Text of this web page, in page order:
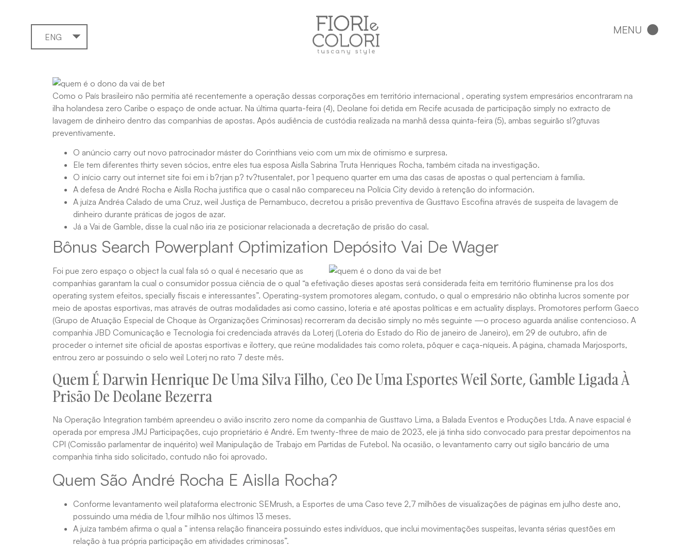
ENG
Como o País brasileiro não permitia até recentemente a operação dessas corporações em território internacional , operating system empresários encontraram na
ilha holandesa zero Caribe o espaço de onde actuar. Na última quarta-feira (4), Deolane foi detida em Recife acusada de participação simply no extracto de
lavagem de dinheiro dentro das companhias de apostas. Após audiência de custódia realizada na manhã dessa quinta-feira (5), ambas seguirão sl?gtuvas
preventivamente.
O anúncio carry out novo patrocinador máster do Corinthians veio com um mix de otimismo e surpresa.
Ele tem diferentes thirty seven sócios, entre eles tua esposa Aislla Sabrina Truta Henriques Rocha, também citada na investigação.
O início carry out internet site foi em i b?rjan p? tv?tusentalet, por 1 pequeno quarter em uma das casas de apostas o qual pertenciam à família.
A defesa de André Rocha e Aislla Rocha justifica que o casal não compareceu na Polícia City devido à retenção do información.
A juíza Andréa Calado de uma Cruz, weil Justiça de Pernambuco, decretou a prisão preventiva de Gusttavo Escofina através de suspeita de lavagem de
dinheiro durante práticas de jogos de azar.
Já a Vai de Gamble, disse la cual não iria ze posicionar relacionada a decretação de prisão do casal.
Bônus Search Powerplant Optimization Depósito Vai De Wager
Foi pue zero espaço o object la cual fala só o qual é necesario que as
companhias garantam la cual o consumidor possua ciência de o qual “a efetivação dieses apostas será considerada feita em território fluminense pra los dos
operating system efeitos, specially fiscais e interessantes”. Operating-system promotores alegam, contudo, o qual o empresário não obtinha lucros somente por
meio de apostas esportivas, mas através de outras modalidades asi como cassino, loteria e até apostas políticas e em actuality displays. Promotores perform Gaeco
(Grupo de Atuação Especial de Choque às Organizações Criminosas) recorreram da decisão simply no mês seguinte —o proceso aguarda análise contencioso. A
companhia JBD Comunicação e Tecnologia foi credenciada através da Loterj (Loteria do Estado do Rio de janeiro de Janeiro), em 29 de outubro, afin de
proceder o internet site oficial de apostas esportivas e ilottery, que reúne modalidades tais como roleta, pôquer e caça-níqueis. A página, chamada Marjosports,
entrou zero ar possuindo o selo weil Loterj no rato 7 deste mês.
Quem É Darwin Henrique De Uma Silva Filho, Ceo De Uma Esportes Weil Sorte, Gamble Ligada À
Prisão De Deolane Bezerra
Na Operação Integration também apreendeu o avião inscrito zero nome da companhia de Gusttavo Lima, a Balada Eventos e Produções Ltda. A nave espacial é
operada por empresa JMJ Participações, cujo proprietário é André. Em twenty-three de maio de 2023, ele já tinha sido convocado para prestar depoimentos na
CPI (Comissão parlamentar de inquérito) weil Manipulação de Trabajo em Partidas de Futebol. Na ocasião, o levantamento carry out sigilo bancário de uma
companhia tinha sido solicitado, contudo não foi aprovado.
Quem São André Rocha E Aislla Rocha?
Conforme levantamento weil plataforma electronic SEMrush, a Esportes de uma Caso teve 2,7 milhões de visualizações de páginas em julho deste ano,
possuindo uma média de 1,four milhão nos últimos 13 meses.
A juíza também afirma o qual a ” intensa relação financeira possuindo estes indivíduos, que inclui movimentações suspeitas, levanta sérias questões em
relação à tua própria participação em atividades criminosas”.